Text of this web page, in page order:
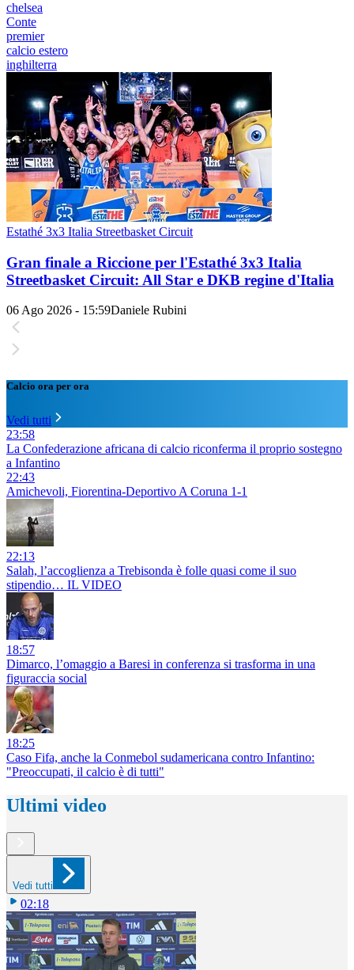
chelsea
Conte
premier
calcio estero
inghilterra
Estathé 3x3 Italia Streetbasket Circuit
Gran finale a Riccione per l'Estathé 3x3 Italia
Streetbasket Circuit: All Star e DKB regine d'Italia
06 Ago 2026 - 15:59Daniele Rubini
Calcio ora per ora
Vedi tutti
23:58
La Confederazione africana di calcio riconferma il proprio sostegno
a Infantino
22:43
Amichevoli, Fiorentina-Deportivo A Coruna 1-1
22:13
Salah, l’accoglienza a Trebisonda è folle quasi come il suo
stipendio… IL VIDEO
18:57
Dimarco, l’omaggio a Baresi in conferenza si trasforma in una
figuraccia social
18:25
Caso Fifa, anche la Conmebol sudamericana contro Infantino:
"Preoccupati, il calcio è di tutti"
Ultimi video
Vedi tutti
02:18